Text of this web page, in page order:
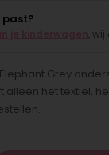
,
Grey
alleen het textiel,